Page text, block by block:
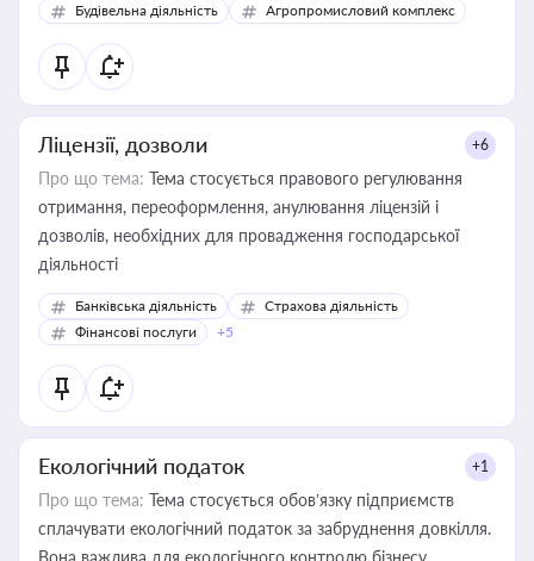
Будівельна діяльність Агропромисловий комплекс
Ліцензії, дозволи +6
Про що тема: Тема стосується правового регулювання
отримання, переоформлення, анулювання ліцензій і
дозволів, необхідних для провадження господарської
діяльності
Банківська діяльність
Страхова діяльність
Фінансові послуги
+5
Екологічний податок +1
Про що тема: Тема стосується обов’язку підприємств
сплачувати екологічний податок за забруднення довкілля.
Вона важлива для екологічного контролю бізнесу,